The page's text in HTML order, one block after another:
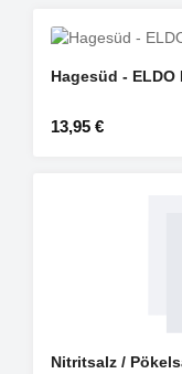
Hagesüd -
Regulärer Preis:
13,95 €
Nitritsalz /